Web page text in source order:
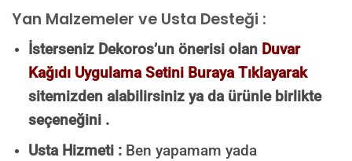
Yan Malzemeler ve Usta Desteği :
İsterseniz Dekoros’un önerisi olan Duvar
Kağıdı Uygulama Setini Buraya Tıklayarak
sitemizden alabilirsiniz ya da ürünle birlikte
seçeneğini .
Usta Hizmeti :Ben yapamam yada